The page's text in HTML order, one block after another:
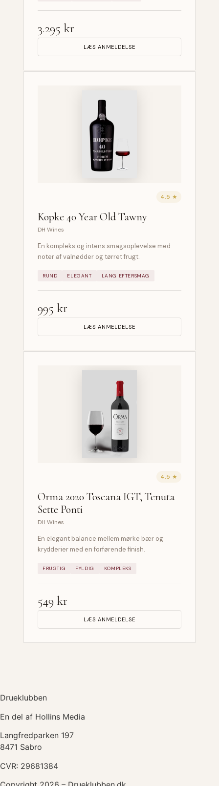
3.295 kr
LÆS ANMELDELSE
4.5 ★
Kopke 40 Year Old Tawny
DH Wines
En kompleks og intens smagsoplevelse med
noter af valnødder og tørret frugt.
RUND ELEGANT LANG EFTERSMAG
995 kr
LÆS ANMELDELSE
4.5 ★
Orma 2020 Toscana IGT, Tenuta
Sette Ponti
DH Wines
En elegant balance mellem mørke bær og
krydderier med en forførende finish.
FRUGTIG FYLDIG KOMPLEKS
549 kr
LÆS ANMELDELSE
Drueklubben
En del af Hollins Media
Langfredparken 197
8471 Sabro
CVR: 29681384